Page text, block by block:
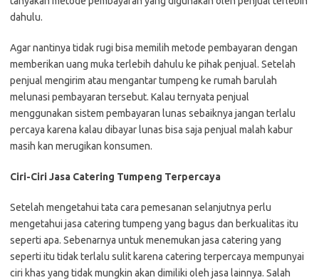
dahulu.
Agar nantinya tidak rugi bisa memilih metode pembayaran dengan
memberikan uang muka terlebih dahulu ke pihak penjual. Setelah
penjual mengirim atau mengantar tumpeng ke rumah barulah
melunasi pembayaran tersebut. Kalau ternyata penjual
menggunakan sistem pembayaran lunas sebaiknya jangan terlalu
percaya karena kalau dibayar lunas bisa saja penjual malah kabur
masih kan merugikan konsumen.
Ciri-Ciri Jasa Catering Tumpeng Terpercaya
Setelah mengetahui tata cara pemesanan selanjutnya perlu
mengetahui jasa catering tumpeng yang bagus dan berkualitas itu
seperti apa. Sebenarnya untuk menemukan jasa catering yang
seperti itu tidak terlalu sulit karena catering terpercaya mempunyai
ciri khas yang tidak mungkin akan dimiliki oleh jasa lainnya. Salah